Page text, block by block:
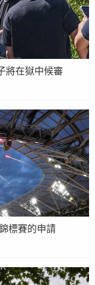
將在獄中候審
標賽的申請